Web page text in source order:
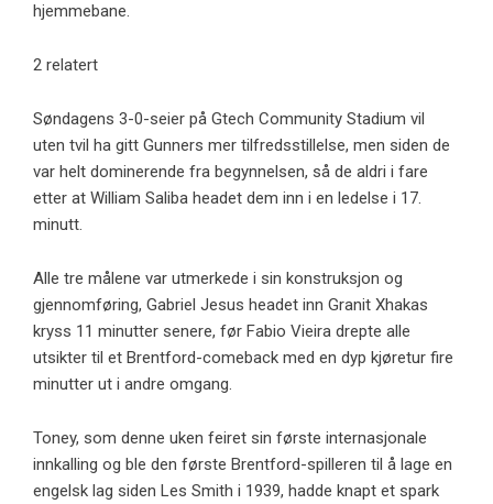
hjemmebane.
2 relatert
Søndagens 3-0-seier på Gtech Community Stadium vil
uten tvil ha gitt Gunners mer tilfredsstillelse, men siden de
var helt dominerende fra begynnelsen, så de aldri i fare
etter at William Saliba headet dem inn i en ledelse i 17.
minutt.
Alle tre målene var utmerkede i sin konstruksjon og
gjennomføring, Gabriel Jesus headet inn Granit Xhakas
kryss 11 minutter senere, før Fabio Vieira drepte alle
utsikter til et Brentford-comeback med en dyp kjøretur fire
minutter ut i andre omgang.
Toney, som denne uken feiret sin første internasjonale
innkalling og ble den første Brentford-spilleren til å lage en
engelsk lag siden Les Smith i 1939, hadde knapt et spark